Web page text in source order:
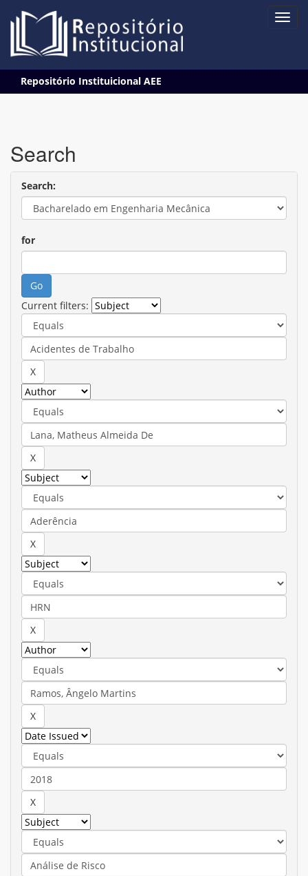
navigation
Repositório Instituicional AEE
Search
Search:
for
Current filters: